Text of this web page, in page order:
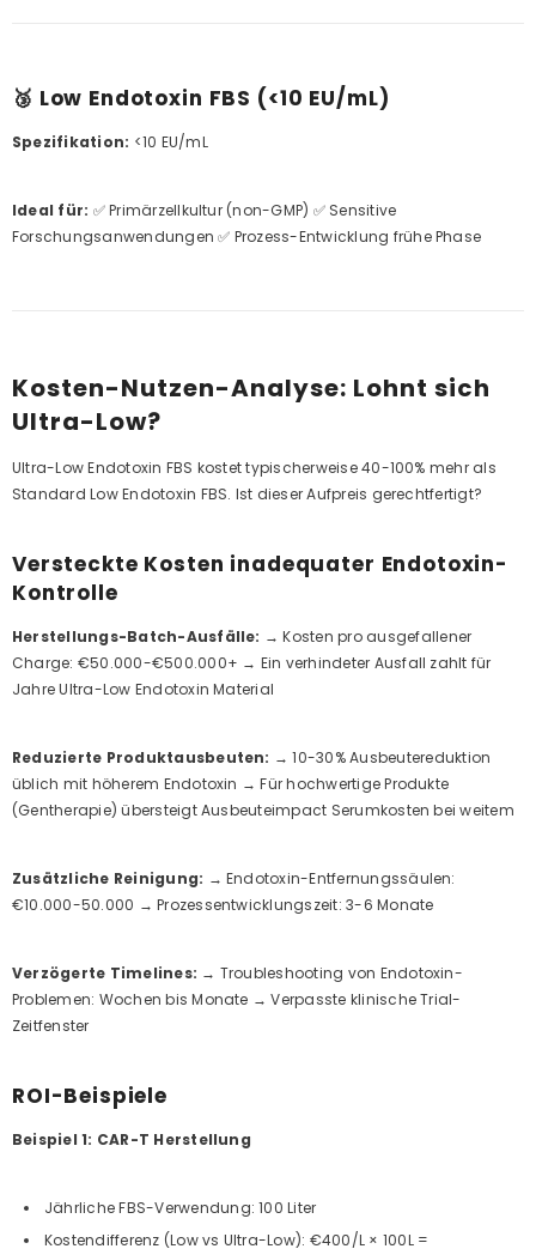
🥉 Low Endotoxin FBS (<10 EU/mL)
Spezifikation: <10 EU/mL
Ideal für: ✅ Primärzellkultur (non-GMP) ✅ Sensitive
Forschungsanwendungen ✅ Prozess-Entwicklung frühe Phase
Kosten-Nutzen-Analyse: Lohnt sich
Ultra-Low?
Ultra-Low Endotoxin FBS kostet typischerweise 40-100% mehr als
Standard Low Endotoxin FBS. Ist dieser Aufpreis gerechtfertigt?
Versteckte Kosten inadequater Endotoxin-
Kontrolle
Herstellungs-Batch-Ausfälle: → Kosten pro ausgefallener
Charge: €50.000-€500.000+ → Ein verhindeter Ausfall zahlt für
Jahre Ultra-Low Endotoxin Material
Reduzierte Produktausbeuten: → 10-30% Ausbeutereduktion
üblich mit höherem Endotoxin → Für hochwertige Produkte
(Gentherapie) übersteigt Ausbeuteimpact Serumkosten bei weitem
Zusätzliche Reinigung: → Endotoxin-Entfernungssäulen:
€10.000-50.000 → Prozessentwicklungszeit: 3-6 Monate
Verzögerte Timelines: → Troubleshooting von Endotoxin-
Problemen: Wochen bis Monate → Verpasste klinische Trial-
Zeitfenster
ROI-Beispiele
Beispiel 1: CAR-T Herstellung
Jährliche FBS-Verwendung: 100 Liter
Kostendifferenz (Low vs Ultra-Low): €400/L × 100L =